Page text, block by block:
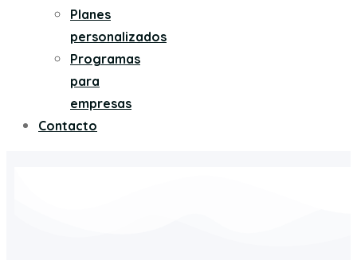
Planes
personalizados
Programas
para
empresas
Contacto